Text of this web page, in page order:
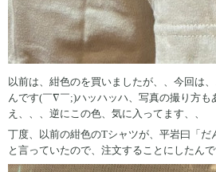
以前は、紺色のを買いましたが、、今回は
んです(￣∇￣;)ハッハッハ、写真の撮り方
え、、、逆にこの色、気に入ってます、、
丁度、以前の紺色のTシャツが、平岩曰「だ
と言っていたので、注文することにしたん